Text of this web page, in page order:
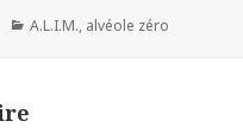
Catégories
A.L.I.M., alvéole zéro